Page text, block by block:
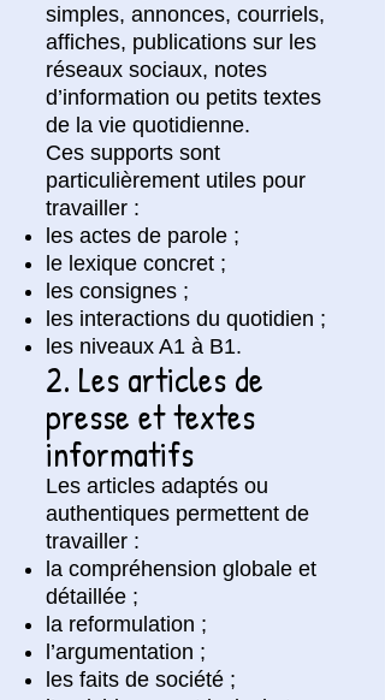
simples, annonces, courriels,
affiches, publications sur les
réseaux sociaux, notes
d’information ou petits textes
de la vie quotidienne.
Ces supports sont
particulièrement utiles pour
travailler :
les actes de parole ;
le lexique concret ;
les consignes ;
les interactions du quotidien ;
les niveaux A1 à B1.
2. Les articles de
presse et textes
informatifs
Les articles adaptés ou
authentiques permettent de
travailler :
la compréhension globale et
détaillée ;
la reformulation ;
l’argumentation ;
les faits de société ;